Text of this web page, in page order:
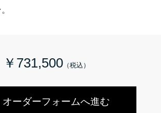
￥731,500
オーダーフォームへ進む